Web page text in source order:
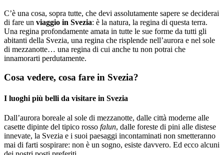
C’è una cosa, sopra tutte, che devi assolutamente sapere se deciderai
di fare un viaggio in Svezia: è la natura, la regina di questa terra.
Una regina profondamente amata in tutte le sue forme da tutti gli
abitanti della Svezia, una regina che risplende nell’aurora e nel sole
di mezzanotte… una regina di cui anche tu non potrai che
innamorarti perdutamente.
Cosa vedere, cosa fare in Svezia?
I luoghi più belli da visitare in Svezia
Dall’aurora boreale al sole di mezzanotte, dalle città moderne alle
casette dipinte del tipico rosso falun, dalle foreste di pini alle distese
innevate, la Svezia e i suoi paesaggi incontaminati non smetteranno
mai di farti sospirare: non è un sogno, esiste davvero. Ed ecco alcuni